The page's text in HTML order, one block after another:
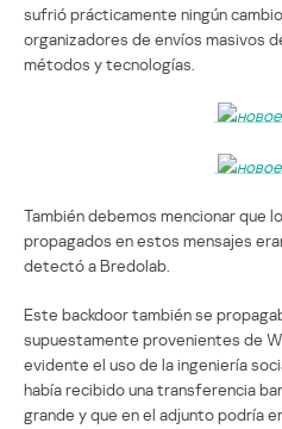
sufrió prácticamente ningún
organizadores de envíos masivos
métodos y tecnologías.
También debemos mencionar que
propagados en estos mensajes
detectó a Bredolab.
Este backdoor también se
supuestamente provenientes de
evidente el uso de la ingeniería
había recibido una transferencia
grande y que en el adjunto podría